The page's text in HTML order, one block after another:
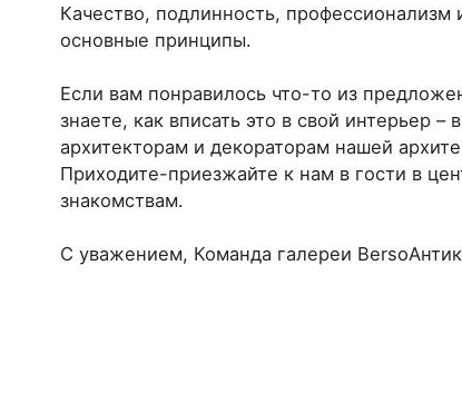
Качество, подлинность,
основные принципы.
Если вам понравилось что-то из
знаете, как вписать это в свой интерьер –
архитекторам и декораторам нашей
Приходите-приезжайте к нам в гости в
знакомствам.
C уважением, Команда галереи BersoАнтик